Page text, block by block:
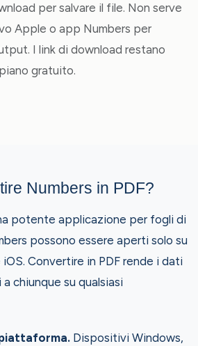
per salvare il file. Non serve
Apple o app Numbers per
I link di download restano
gratuito.
Numbers in PDF?
potente applicazione per fogli di
possono essere aperti solo su
Convertire in PDF rende i dati
chiunque su qualsiasi
Dispositivi Windows,